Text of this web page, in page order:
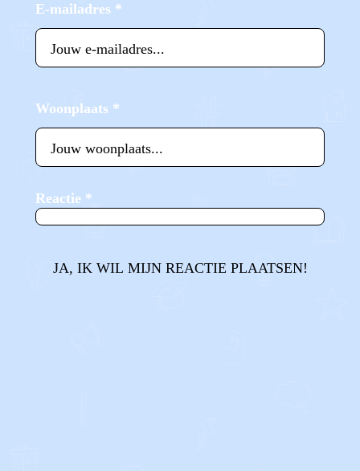
E-mailadres *
Woonplaats *
Reactie *
JA, IK WIL MIJN REACTIE PLAATSEN!